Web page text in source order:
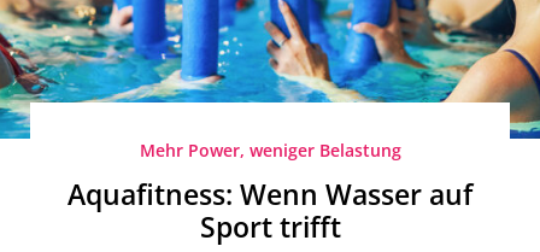
Mehr Power, weniger Belastung
Aquafitness: Wenn Wasser auf
Sport trifft